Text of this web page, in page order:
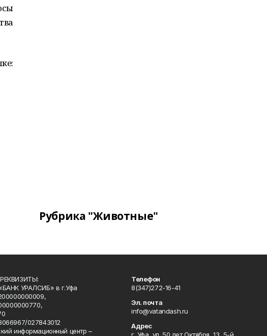
:
Рубрика "Животные"
УРАЛСИБ» в г.Уфа
027843012
информационный центр –
Телефон
8(347)272-16-41
Эл. почта
info@vatandash.ru
Адрес